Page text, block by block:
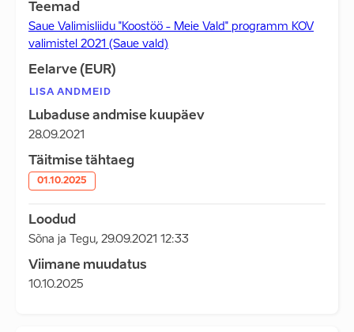
Teemad
Saue Valimisliidu "Koostöö - Meie Vald" programm KOV
valimistel 2021 (Saue vald)
Eelarve (EUR)
LISA ANDMEID
Lubaduse andmise kuupäev
28.09.2021
Täitmise tähtaeg
01.10.2025
Loodud
Sõna ja Tegu, 29.09.2021 12:33
Viimane muudatus
10.10.2025